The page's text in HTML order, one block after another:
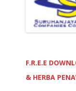
F.R.E.E
& HERBA